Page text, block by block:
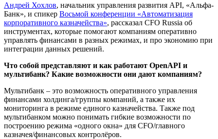
Андрей Хохлов, начальник управления развития API, «Альфа-
Банк», и спикер Восьмой конференции «Автоматизация
корпоративного казначейства», рассказал CFO Russia об
инструментах, которые помогают компаниям оперативно
управлять финансами в разных режимах, и про экономию при
интеграции данных решений.
Что собой представляют и как работают OpenAPI и
мультибанк? Какие возможности они дают компаниям?
Мультибанк – это возможность оперативного управления
финансами холдинга/группы компаний, а также их
мониторинга в режиме единого казначейства. Также под
мультибанком можно понимать гибкие возможности по
построению режима «одного окна» для CFO/главного
казначея/финансовых контролёров.